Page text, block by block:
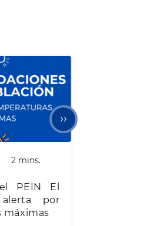
2 mins.
PEIN El
por
Siguiente
página
››